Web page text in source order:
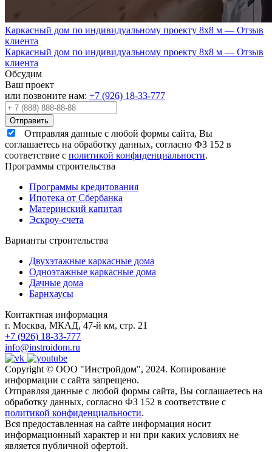
Каркасный дом по индивидуальному проекту 8х8 м — Отзыв
клиента
Каркасный дом по индивидуальному проекту 8х8 м — Отзыв
клиента
Обсудим
Ваш проект
или позвоните нам: +7 (926) 18-33-777
Отправляя данные с любой формы сайта, Вы
соглашаетесь на обработку данных, согласно ФЗ 152 в
соответствие с политикой конфиденциальности.
Программы строительства
Программы кредитования
Ипотека от Сбербанка
Материнский капитал
Эскроу-счета
Варианты строительства
Двухэтажные каркасные дома
Одноэтажные каркасные дома
Дачные дома
Барнхаусы
Контактная информация
г. Москва, МКАД, 47-й км, стр. 21
+7 (926) 18-33-777
info@instroidom.ru
Copyright © ООО "Инстройдом", 2024. Копирование
информации с сайта запрещено.
Отправляя данные с любой формы сайта, Вы соглашаетесь на
обработку данных, согласно ФЗ 152 в соответствие с
политикой конфиденциальности.
Вся предоставленная на сайте информация носит
информационный характер и ни при каких условиях не
является публичной офертой.